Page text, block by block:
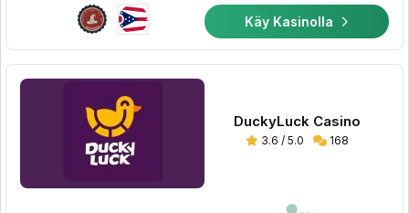
Käy Kasinolla
DuckyLuck Casino
3.6 / 5.0 168